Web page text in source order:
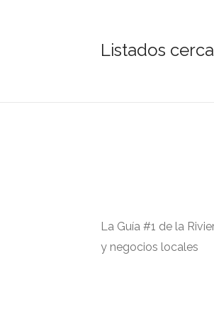
Listados
La Guía #1 de la
y negocios locales